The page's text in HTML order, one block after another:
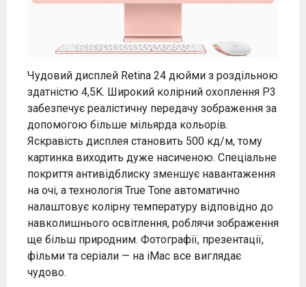
Чудовий дисплей Retina 24 дюйми з роздільною
здатністю 4,5K. Широкий колірний охоплення P3
забезпечує реалістичну передачу зображення за
допомогою більше мільярда кольорів.
Яскравість дисплея становить 500 кд/м, тому
картинка виходить дуже насиченою. Спеціальне
покриття антивідблиску зменшує навантаження
на очі, а технологія True Tone автоматично
налаштовує колірну температуру відповідно до
навколишнього освітлення, роблячи зображення
ще більш природним. Фотографії, презентації,
фільми та серіали — на iMac все виглядає
чудово.